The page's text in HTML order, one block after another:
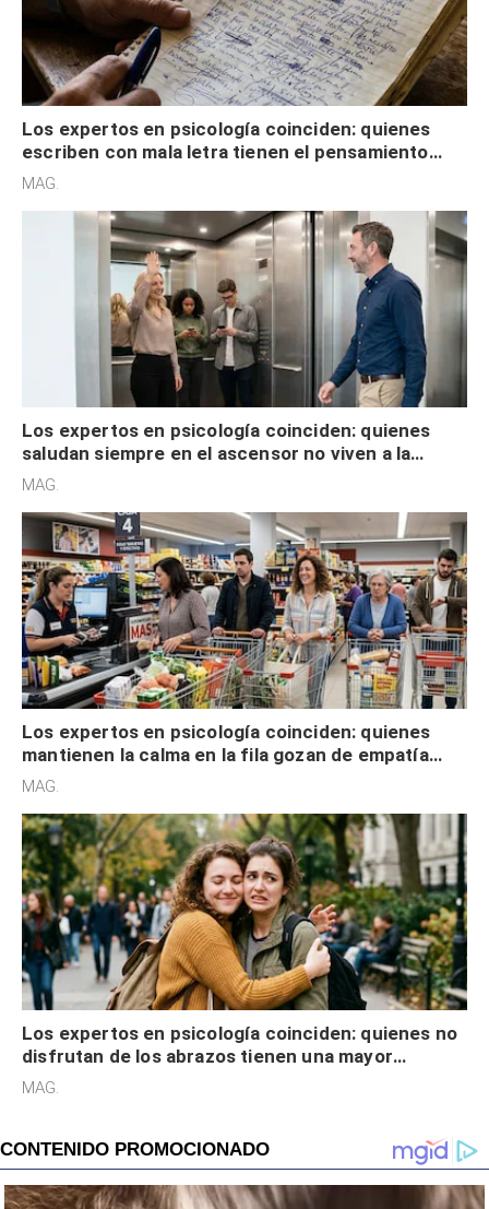
Los expertos en psicología coinciden: quienes
escriben con mala letra tienen el pensamiento
acelerado y no lo hacen por desinterés
MAG.
Los expertos en psicología coinciden: quienes
saludan siempre en el ascensor no viven a la
defensiva y tienen apertura social
MAG.
Los expertos en psicología coinciden: quienes
mantienen la calma en la fila gozan de empatía
cognitiva, gratitud y no solo tienen autocontrol
MAG.
Los expertos en psicología coinciden: quienes no
disfrutan de los abrazos tienen una mayor
sensibilidad a los estímulos físicos y no es por
MAG.